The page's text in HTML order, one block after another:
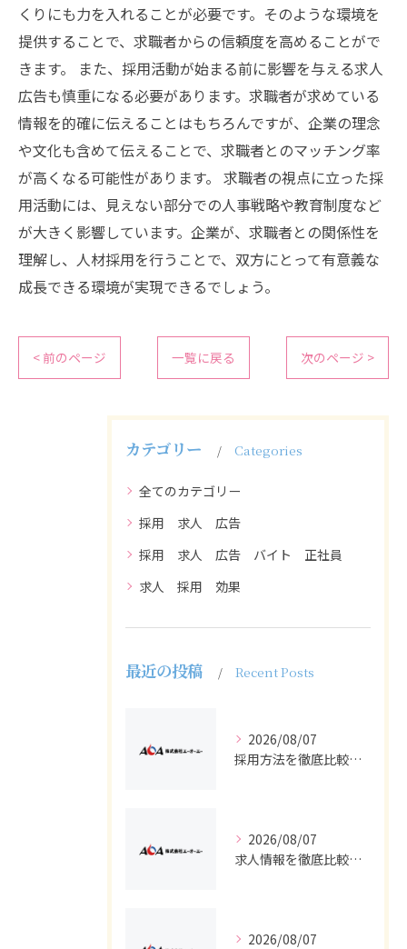
くりにも力を入れることが必要です。そのような環境を
提供することで、求職者からの信頼度を高めることがで
きます。 また、採用活動が始まる前に影響を与える求人
広告も慎重になる必要があります。求職者が求めている
情報を的確に伝えることはもちろんですが、企業の理念
や文化も含めて伝えることで、求職者とのマッチング率
が高くなる可能性があります。 求職者の視点に立った採
用活動には、見えない部分での人事戦略や教育制度など
が大きく影響しています。企業が、求職者との関係性を
理解し、人材採用を行うことで、双方にとって有意義な
成長できる環境が実現できるでしょう。
< 前のページ 一覧に戻る 次のページ >
カテゴリー Categories
全てのカテゴリー
採用 求人 広告
採用 求人 広告 バイト 正社員
求人 採用 効果
最近の投稿 Recent Posts
2026/08/07
採用方法を徹底比較求人広告でバイトと正社員の最適解を探る
2026/08/07
求人情報を徹底比較して正社員やバイトを効率よく見つける実践ガイド
2026/08/07